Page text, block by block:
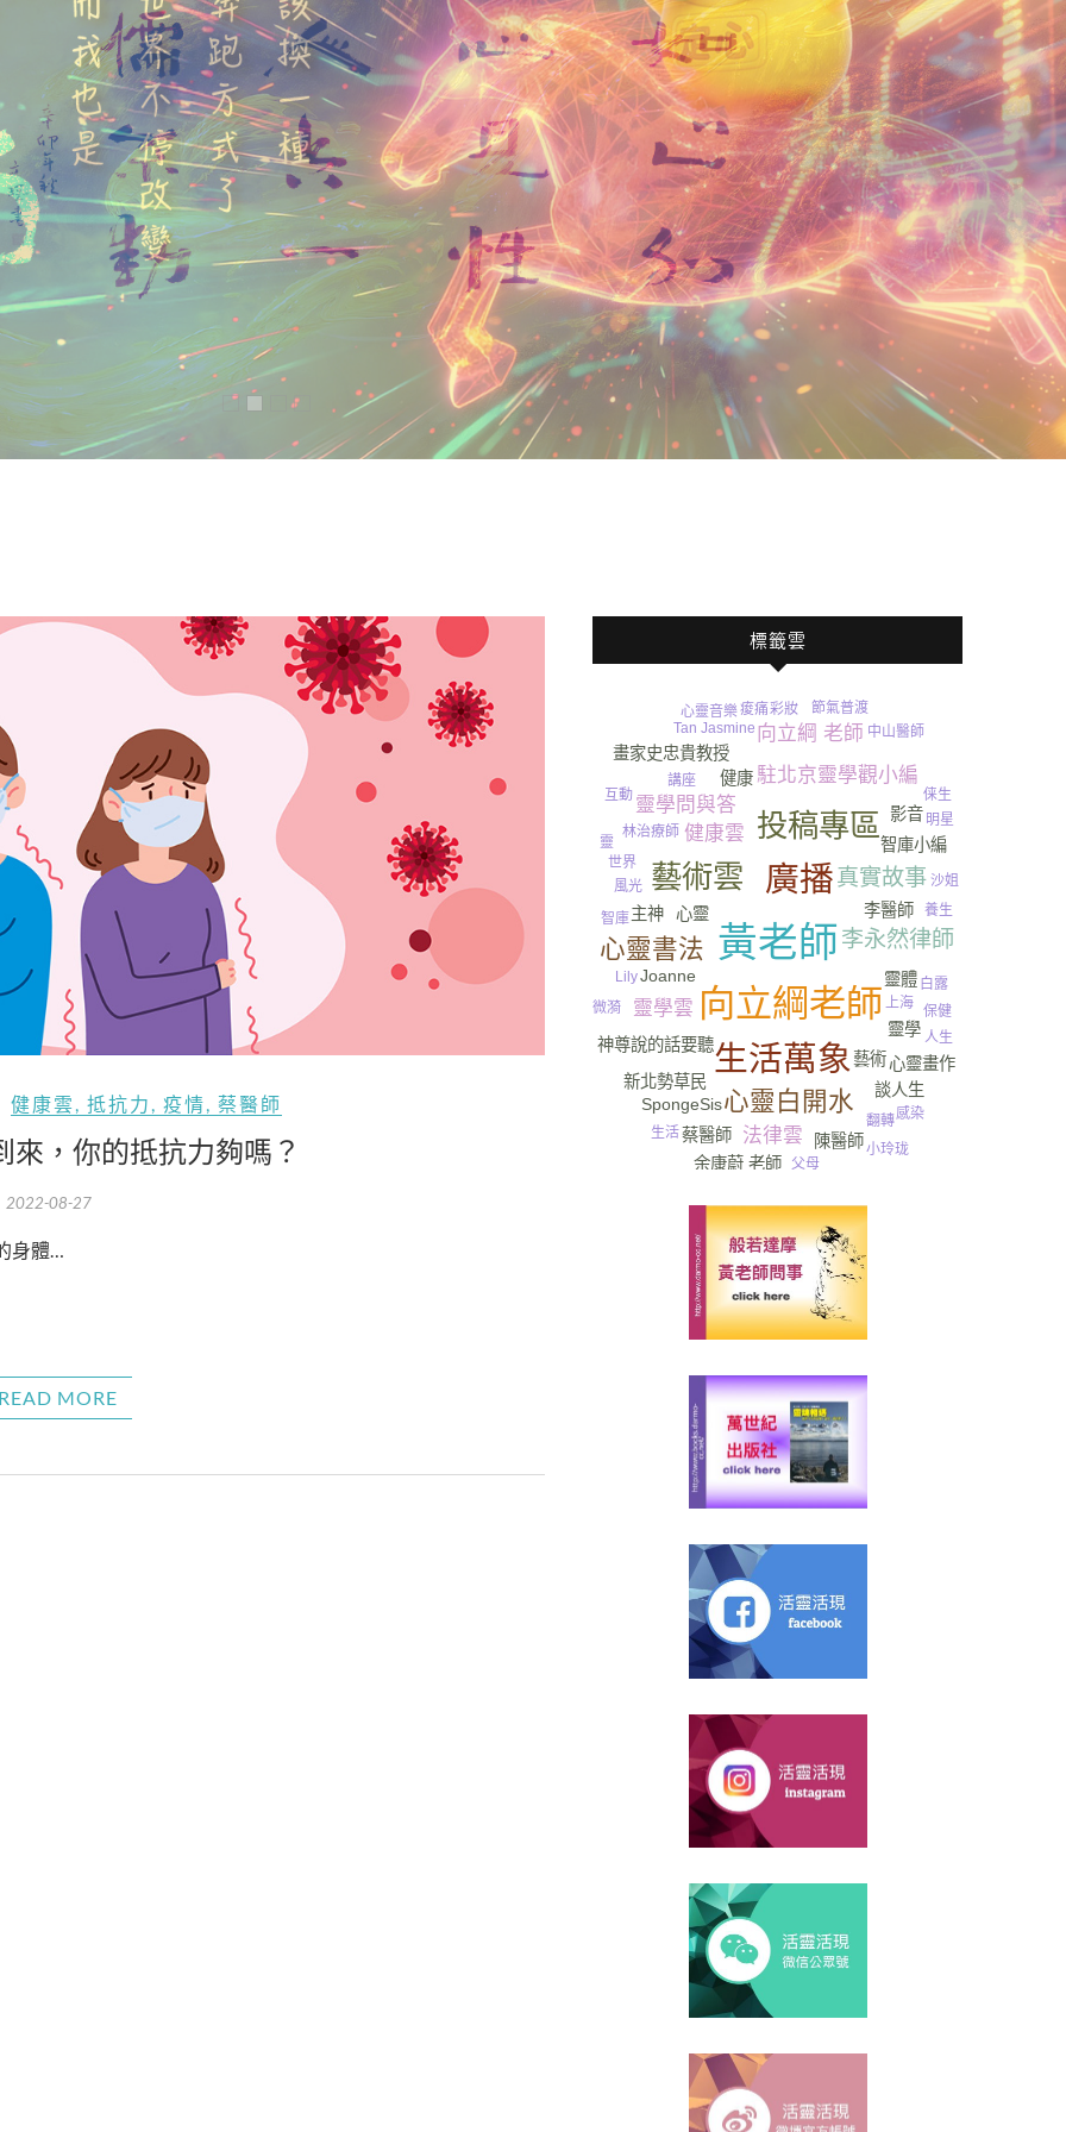
健康雲 抵抗力 疫情 蔡醫師
來，你的抵抗力夠嗎？
2022-08-27
身體…
MORE
標籤雲
黃老師
向立綱老師
廣播
生活萬象
投稿專區
藝術雲
心靈白開水
心靈書法 李永然律師
真實故事
健康雲
靈學問與答
駐北京靈學觀小編
靈學雲
向立綱 老師
法律雲
心靈 李醫師
靈體
畫家史忠貴教授
Joanne
新北勢草民
神尊說的話要聽
靈學
蔡醫師
心靈畫作
SpongeSis
主神
影音
談人生
健康
陳醫師
余康蔚 老師
藝術
智庫小編
林治療師
養生
Tan Jasmine
保健
上海
Lily 白露
翻轉
沙姐
講座
風光
生活
父母
世界
互動
彩妝
中山醫師
明星
微漪
智庫
俫生
心靈音樂
靈
感染
痠痛
人生
節氣
小玲珑
普渡